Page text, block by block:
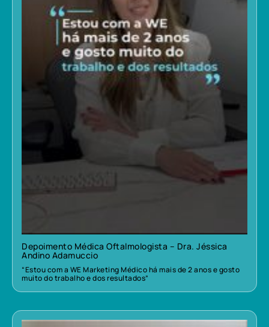
Depoimento Médica Oftalmologista – Dra. Jéssica
Andino Adamuccio
“Estou com a WE Marketing Médico há mais de 2 anos e gosto
muito do trabalho e dos resultados”